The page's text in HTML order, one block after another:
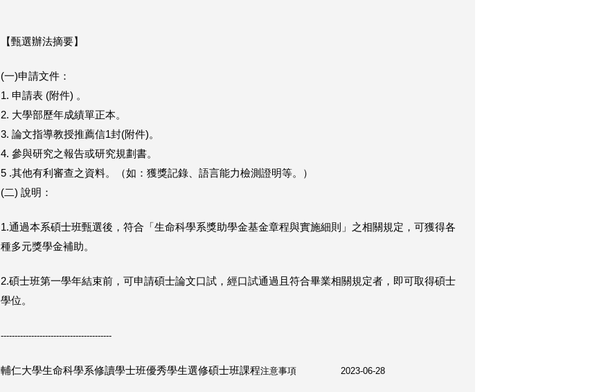
【甄選辦法摘要】
(一)申請文件：
1. 申請表 (附件) 。
2. 大學部歷年成績單正本。
3. 論文指導教授推薦信1封(附件)。
4. 參與研究之報告或研究規劃書。
5 .其他有利審查之資料。（如：獲獎記錄、語言能力檢測證明等。）
(二) 說明：
1.通過本系碩士班甄選後，符合「生命科學系獎助學金基金章程與實施細則」之相關規定，可獲得各
種多元獎學金補助。
2.碩士班第一學年結束前，可申請碩士論文口試，經口試通過且符合畢業相關規定者，即可取得碩士
學位。
----------------------------------------
輔仁大學生命科學系修讀學士班優秀學生選修碩士班課程注意事項 2023-06-28